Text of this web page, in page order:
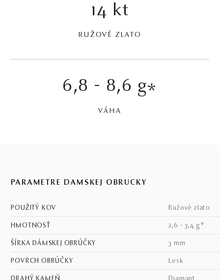
14 kt
RUŽOVÉ ZLATO
6,8 - 8,6 g*
VÁHA
PARAMETRE DÁMSKEJ OBRÚČKY
POUŽITÝ KOV ružové zlato
HMOTNOSŤ 2,6 - 3,4 g*
ŠÍRKA DÁMSKEJ OBRÚČKY 3 mm
POVRCH OBRÚČKY lesk